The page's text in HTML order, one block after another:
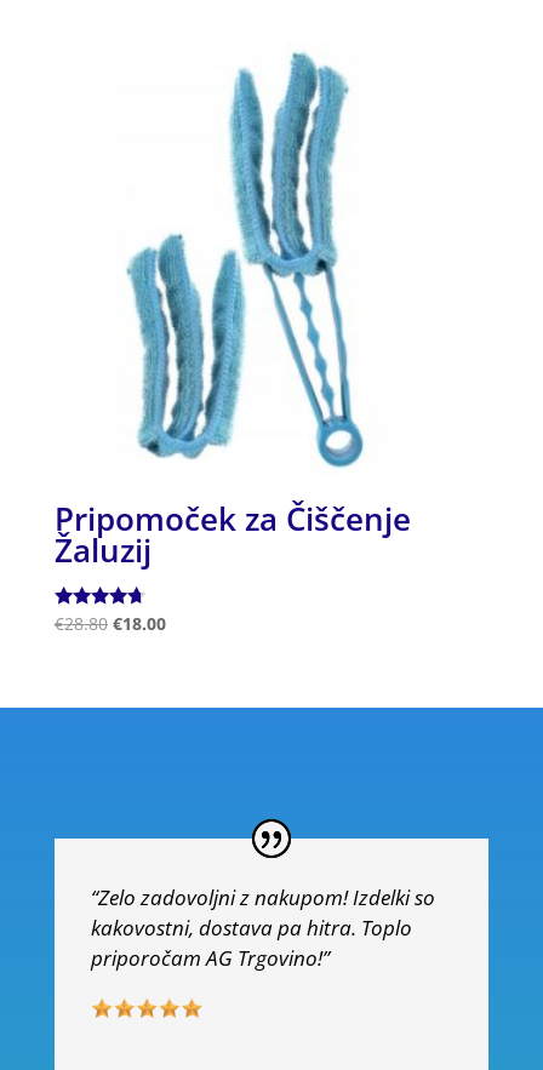
Pripomoček za Čiščenje
Žaluzij
Ocenjeno
€28.80 €18.00
“Zelo zadovoljni z nakupom! Izdelki so
kakovostni, dostava pa hitra. Toplo
priporočam AG Trgovino!”